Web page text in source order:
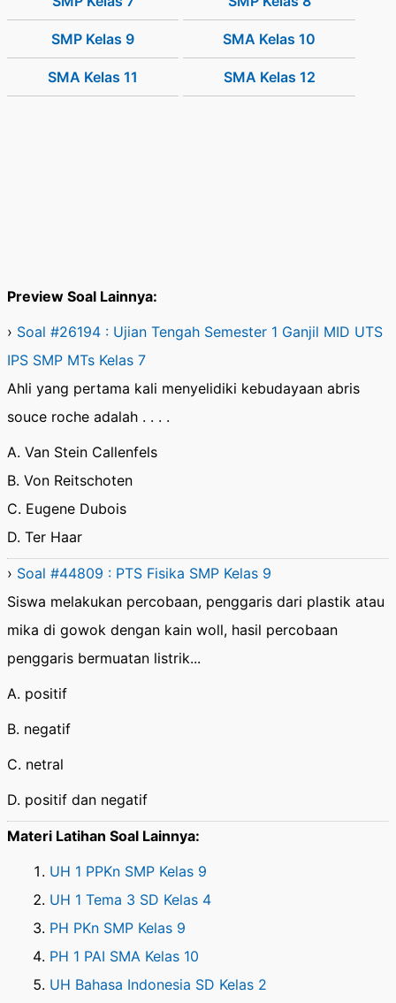
SMP Kelas 9 SMA Kelas 10
SMA Kelas 11 SMA Kelas 12
Preview Soal Lainnya:
› Soal #26194 : Ujian Tengah Semester 1 Ganjil MID UTS
IPS SMP MTs Kelas 7
Ahli yang pertama kali menyelidiki kebudayaan abris
souce roche adalah . . . .
A. Van Stein Callenfels
B. Von Reitschoten
C. Eugene Dubois
D. Ter Haar
› Soal #44809 : PTS Fisika SMP Kelas 9
Siswa melakukan percobaan, penggaris dari plastik atau
mika di gowok dengan kain woll, hasil percobaan
penggaris bermuatan listrik...
A. positif
B. negatif
C. netral
D. positif dan negatif
Materi Latihan Soal Lainnya:
UH 1 PPKn SMP Kelas 9
UH 1 Tema 3 SD Kelas 4
PH PKn SMP Kelas 9
PH 1 PAI SMA Kelas 10
UH Bahasa Indonesia SD Kelas 2